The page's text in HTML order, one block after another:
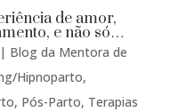
de amor,
e não só…
| Blog da Mentora de
Hipnoparto,
, Pós-Parto, Terapias